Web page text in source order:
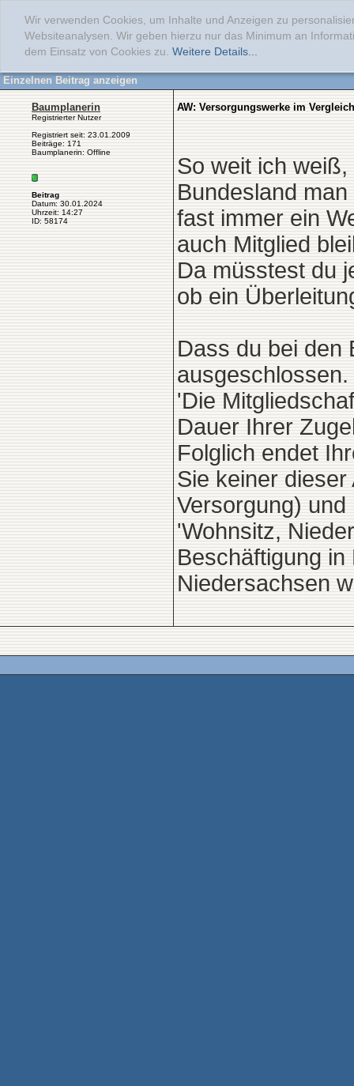
Wir verwenden Cookies, um Inhalte und Anzeigen zu
Websiteanalysen. Wir geben hierzu nur das Minimum an
dem Einsatz von Cookies zu. Weitere Details...
Einzelnen Beitrag anzeigen
Baumplanerin
Registrierter Nutzer
Registriert seit: 23.01.2009
Beiträge: 171
Baumplanerin: Offline
Beitrag
Datum: 30.01.2024
Uhrzeit: 14:27
ID: 58174
AW: Versorgungswerke im Vergleich
So weit ich
Bundesland
fast immer ein
auch Mitglied
Da müsstest du
ob ein
Dass du bei den
ausgeschlossen.
'Die
Dauer Ihrer
Folglich endet
Sie keiner
Versorgung) und
'Wohnsitz,
Beschäftigung
Niedersachsen